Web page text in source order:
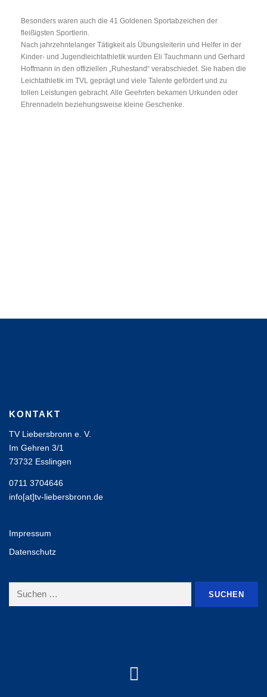
Besonders waren auch die 41 Goldenen Sportabzeichen der
fleißigsten Sportlerin.
Nach jahrzehntelanger Tätigkeit als Übungsleiterin und Helfer in der
Kinder- und Jugendleichtathletik wurden Eli Tauchmann und Gerhard
Hoffmann in den offiziellen „Ruhestand“ verabschiedet. Sie haben die
Leichtathletik im TVL geprägt und viele Talente gefördert und zu
tollen Leistungen gebracht. Alle Geehrten bekamen Urkunden oder
Ehrennadeln beziehungsweise kleine Geschenke.
KONTAKT
TV Liebersbronn e. V.
Im Gehren 3/1
73732 Esslingen
0711 3704646
info[at]tv-liebersbronn.de
Impressum
Datenschutz